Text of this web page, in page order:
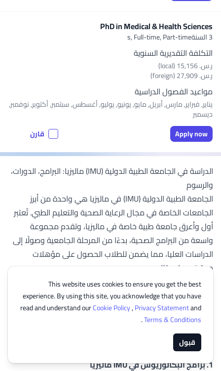
PhD in Medical & Health Sciences
3 السنةs, Full-time, Part-time
التكلفة التقديرية السنوية
ر.س.‏ 15,156 (local)
ر.س.‏ 27,909 (foreign)
مواعيد الفصول الدراسية
يناير, فبراير, مارس, أبريل, مايو, يونيو, يوليو, أغسطس, سبتمبر, أكتوبر, نوفمبر,
ديسمبر
Apply now
قارن
الدراسة في الجامعة الطبية الدولية (IMU) ماليزيا: البرامج، الدورات،
والرسوم
الجامعة الطبية الدولية (IMU) في ماليزيا هي واحدة من أبرز
الجامعات الخاصة في مجال الرعاية الصحية والتعليم الطبي. تُعتبر
أول وأعرق جامعة طبية خاصة في ماليزيا، وتقدم مجموعة
واسعة من البرامج الصحية، بدءًا من المرحلة الجامعية وصولًا إلى
الدراسات العليا، مما يضمن للطلاب الحصول على مؤهلات
معترف بها دوليًا.
تتخصص الجامعة الطبية الدولية (IMU) في مجالات الطب، طب
الأسنان، الصيدلة، التمريض، وعلوم الصحة. تتميز الجامعة ببرامجها
المزدوجة، حيث يمكن للطلاب بدء دراستهم في IMU وإكمالها في
جامعات شريكة مرموقة في أستراليا، كندا، أيرلندا، نيوزيلندا،
والمملكة المتحدة.
برامج ودورات الجامعة الطبية الدولية (IMU) ماليزيا
1. برامج البكالوريوس في IMU ماليزيا
This website uses cookies to ensure you get the best
experience. By using this site, you acknowledge that you have
read and understand ourCookie Policy,Privacy Statementand
Terms & Conditions
.
قبول